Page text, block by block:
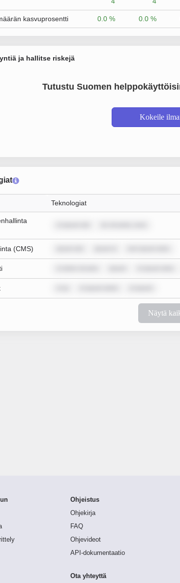
kasvuprosentti 0.0 % 0.0 %
ja hallitse riskejä
Tutustu Suomen
Kokeile
Teknologiat
(CMS)
Näytä
Ohjeistus
Ohjekirja
FAQ
Ohjevideot
API-dokumentaatio
Ota yhteyttä